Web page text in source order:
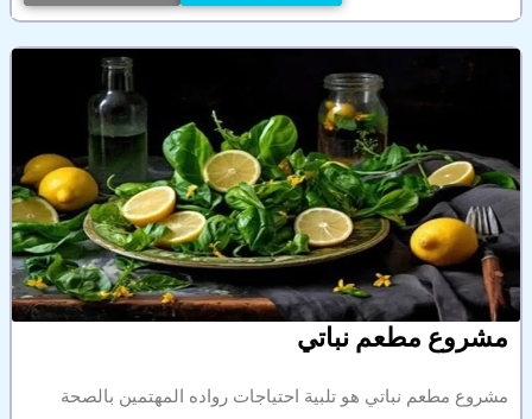
مشروع مطعم نباتي
مشروع مطعم نباتي هو تلبية احتياجات رواده المهتمين بالصحة